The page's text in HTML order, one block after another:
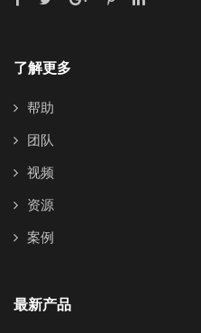
了解更多
帮助
团队
视频
资源
案例
最新产品